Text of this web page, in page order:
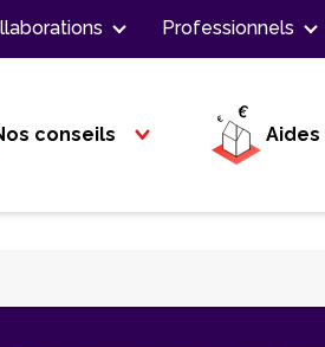
Professionnels
conseils Aides